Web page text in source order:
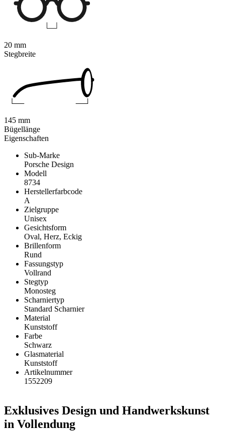
Eigenschaften
Sub-Marke
Porsche Design
Modell
8734
Herstellerfarbcode
A
Zielgruppe
Unisex
Gesichtsform
Oval, Herz, Eckig
Brillenform
Rund
Fassungstyp
Vollrand
Stegtyp
Monosteg
Scharniertyp
Standard Scharnier
Material
Kunststoff
Farbe
Schwarz
Glasmaterial
Kunststoff
Artikelnummer
1552209
Exklusives Design und Handwerkskunst
in Vollendung
20 mm
Stegbreite
145 mm
Bügellänge